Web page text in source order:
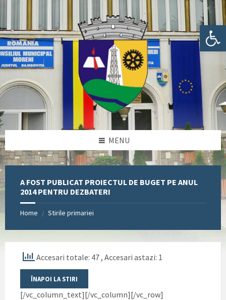
Deschide bara de unelte
sidebar
sidebar
MENU
A FOST PUBLICAT PROIECTUL DE BUGET PE ANUL
2014 PENTRU DEZBATERI
Home / Stirile primariei
Accesari totale: 47, Accesari astazi: 1
[/vc_column_text][/vc_column][/vc_row]